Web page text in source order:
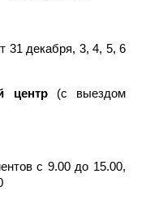
31 декабря, 3, 4, 5, 6
центр (с выездом
с 9.00 до 15.00,